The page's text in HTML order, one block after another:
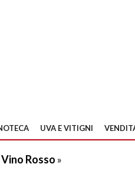
UVA E VITIGNI
Vino Rosso »